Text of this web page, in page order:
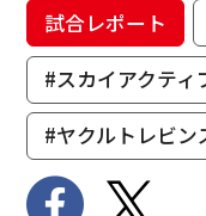
試合レポート
#スカイアクティ
#ヤクルトレビン